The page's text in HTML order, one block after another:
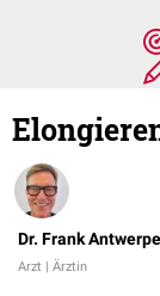
Dr. Frank
Arzt | Ärztin